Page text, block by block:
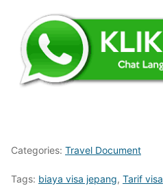
Categories: Travel Document
Tags: biaya visa jepang, Tarif visa